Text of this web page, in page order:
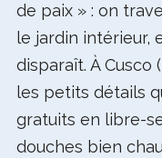
de paix » : on
le jardin intérieur,
disparaît. À Cusco
les petits détails
gratuits en libre-
douches bien